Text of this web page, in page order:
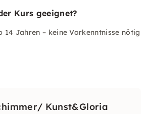
Kurs geeignet?
Jahren – keine Vorkenntnisse nötig
Kunst&Gloria